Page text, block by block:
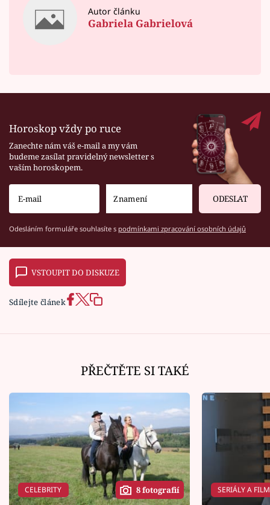
Autor článku
Gabriela Gabrielová
Horoskop vždy po ruce
Zanechte nám váš e-mail a my vám
budeme zasílat pravidelný newsletter s
vaším horoskopem.
ODESLAT
Odesláním formuláře souhlasíte s podmínkami zpracování osobních údajů
VSTOUPIT DO DISKUZE
Sdílejte článek
PŘEČTĚTE SI TAKÉ
CELEBRITY 8 fotografií SERIÁLY A